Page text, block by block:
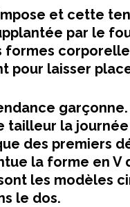
et cette
par le
pour laisser
la
des premiers
la forme en V
les modèles
le dos.